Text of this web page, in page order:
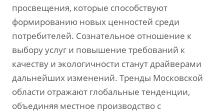
просвещения, которые способствуют
формированию новых ценностей среди
потребителей. Сознательное отношение к
выбору услуг и повышение требований к
качеству и экологичности станут драйверами
дальнейших изменений. Тренды Московской
области отражают глобальные тенденции,
объединяя местное производство с